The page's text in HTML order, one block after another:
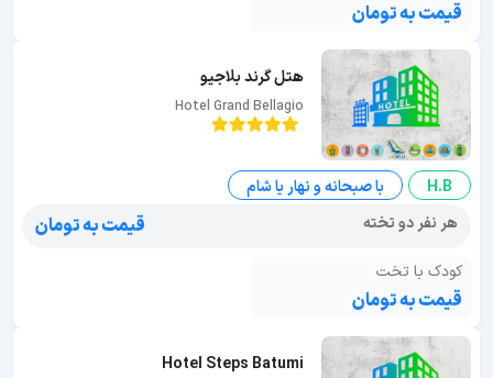
قیمت به تومان
هتل گرند بلاجیو
Hotel Grand Bellagio
H.B
با صبحانه و نهار یا شام
هر نفر دو تخته
قیمت به تومان
کودک با تخت
قیمت به تومان
Hotel Steps Batumi